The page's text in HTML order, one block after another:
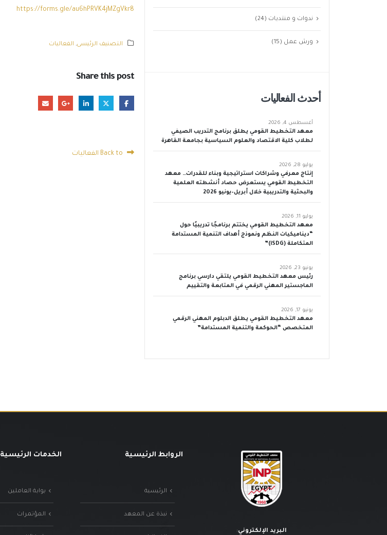
https://forms.gle/au6hPRVK4jMZgVkr8
التصنيف الرئيسى, الفعاليات
Share this post
ندوات و منتديات (24)
ورش عمل (15)
أحدث الفعاليات
معهد التخطيط القومي يطلق برنامج التدريب الصيفي
لطلاب كلية الاقتصاد والعلوم السياسية بجامعة القاهرة
أغسطس 4, 2026
إنتاج معرفي وشراكات استراتيجية وبناء للقدرات… معهد
التخطيط القومي يستعرض حصاد أنشطته العلمية
والبحثية والتدريبية خلال أبريل–يونيو 2026
يوليو 28, 2026
معهد التخطيط القومي يختتم برنامجًا تدريبيًا حول
“ديناميكيات النظم ونموذج أهداف التنمية المستدامة
المتكاملة (iSDG)”
يوليو 11, 2026
رئيس معهد التخطيط القومي يلتقي دارسي برنامج
الماجستير المهني الرقمي في المتابعة والتقييم
يونيو 23, 2026
معهد التخطيط القومي يطلق الدبلوم المهني الرقمي
المتخصص “الحوكمة والتنمية المستدامة”
يونيو 17, 2026
البريد الإلكتروني:
الروابط الرئيسية
الرئيسية
نبذة عن المعهد
الخدمات الرئيسية
بوابة العاملين
المؤتمرات